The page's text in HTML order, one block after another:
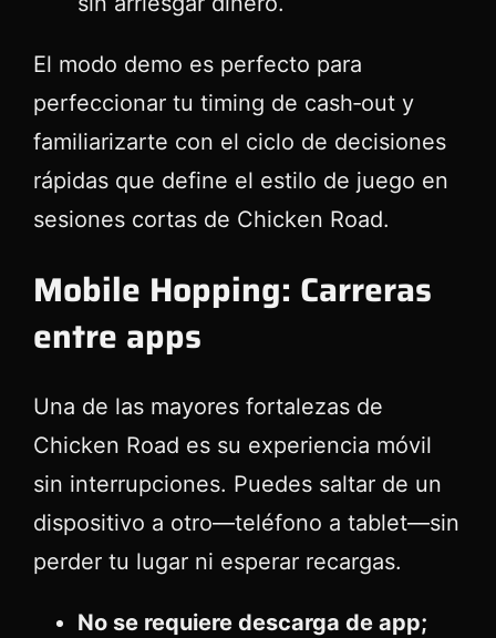
El modo demo es perfecto para
perfeccionar tu timing de cash‑out y
familiarizarte con el ciclo de decisiones
rápidas que define el estilo de juego en
sesiones cortas de Chicken Road.
Mobile Hopping: Carreras
entre apps
Una de las mayores fortalezas de
Chicken Road es su experiencia móvil
sin interrupciones. Puedes saltar de un
dispositivo a otro—teléfono a tablet—sin
perder tu lugar ni esperar recargas.
No se requiere descarga de app;